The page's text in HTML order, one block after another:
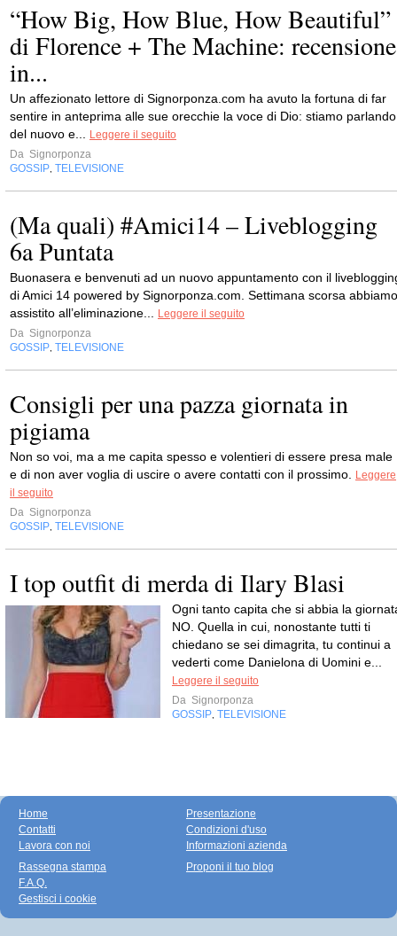
“How Big, How Blue, How Beautiful”
di Florence + The Machine: recensione
in...
Un affezionato lettore di Signorponza.com ha avuto la fortuna di far
sentire in anteprima alle sue orecchie la voce di Dio: stiamo parlando
del nuovo e...
Leggere il seguito
Da Signorponza
GOSSIP TELEVISIONE
(Ma quali) #Amici14 – Liveblogging
6a Puntata
Buonasera e benvenuti ad un nuovo appuntamento con il
di Amici 14 powered by Signorponza.com. Settimana scorsa abbiamo
assistito all’eliminazione...
Leggere il seguito
Da Signorponza
GOSSIP TELEVISIONE
Consigli per una pazza giornata in
pigiama
Non so voi, ma a me capita spesso e volentieri di essere presa male
e di non aver voglia di uscire o avere contatti con il prossimo.
Leggere
il seguito
Da Signorponza
GOSSIP TELEVISIONE
I top outfit di merda di Ilary Blasi
Ogni tanto capita che si abbia la
NO. Quella in cui, nonostante tutti ti
chiedano se sei dimagrita, tu continui a
vederti come Danielona di Uomini e...
Leggere il seguito
Da Signorponza
GOSSIP TELEVISIONE
Home
Contatti
Lavora con noi
Presentazione
Condizioni d'uso
Informazioni azienda
Rassegna stampa
F.A.Q.
Gestisci i cookie
Proponi il tuo blog